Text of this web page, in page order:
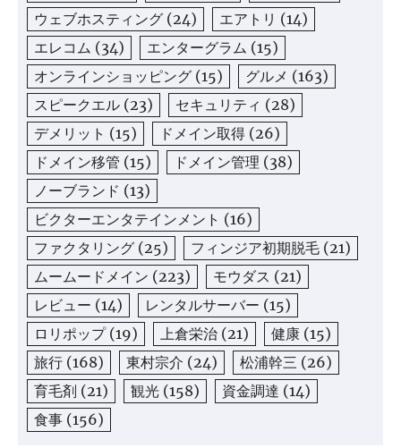
ウェブホスティング (24) エアトリ (14)
エレコム (34) エンターグラム (15)
オンラインショッピング (15) グルメ (163)
スピークエル (23) セキュリティ (28)
デメリット (15) ドメイン取得 (26)
ドメイン移管 (15) ドメイン管理 (38)
ノーブランド (13)
ビクターエンタテインメント (16)
ファクタリング (25) フィンジア初期脱毛 (21)
ムームードメイン (223) モウダス (21)
レビュー (14) レンタルサーバー (15)
ロリポップ(19) 上倉栄治 (21) 健康 (15)
旅行 (168) 東村宗介 (24) 松浦幹三 (26)
育毛剤 (21) 観光 (158) 資金調達 (14)
食事 (156)